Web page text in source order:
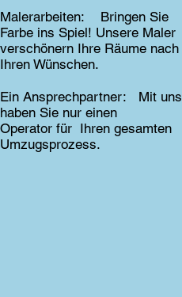
Malerarbeiten: Bringen Sie
Farbe ins Spiel! Unsere Maler
verschönern Ihre Räume nach
Ihren Wünschen.
Ein Ansprechpartner: Mit uns
haben Sie nur einen
Operator für Ihren gesamten
Umzugsprozess.